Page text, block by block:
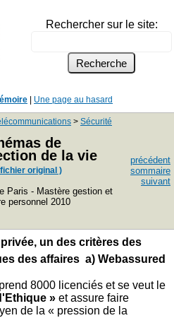
Rechercher sur le site:
Une page au hasard
> Sécurité
de
de la vie
original )
Paris - Mastère gestion et
personnel 2010
précédent
sommaire
suivant
un des critères des
des affaires a) Webassured
8000 licenciés et se veut le
» et assure faire
de la « pression de la